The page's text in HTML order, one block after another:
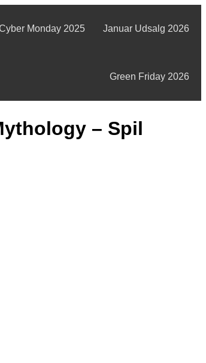
Monday 2025 Januar Udsalg 2026
Green Friday 2026
– Spil